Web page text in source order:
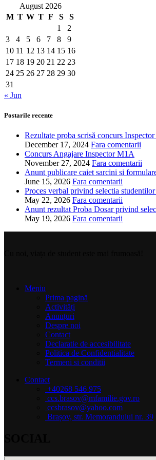
August 2026
M T W T F S
S
1
2
3
4 5 6 7 8
9
10 11 12 13 14 15 16
17 18 19 20 21 22 23
24 25 26 27 28 29 30
31
« Jun
Postarile recente
Rezultate proba scrisă concurs
December 17, 2024 Fara comentarii
Concurs Angajare Inspector M1A
November 27, 2024 Fara comentarii
Anunt publicare caiet sarcini si
June 15, 2026 Fara comentarii
Proces verbal privind selectia
May 22, 2026 Fara comentarii
Anunt rezultat Proba Dosar privind
May 19, 2026 Fara comentarii
Meniu
Prima pagină
Activități
Anunțuri
Despre noi
Contact
Declaratie de accesibilitate
Politica de Confidentialitate
Termeni si conditii
Contact
+40268 546 975
ccs.brasov@mfamilie.gov.ro
ccsbrasov@yahoo.com
Brașov, str. Memorandului nr. 39